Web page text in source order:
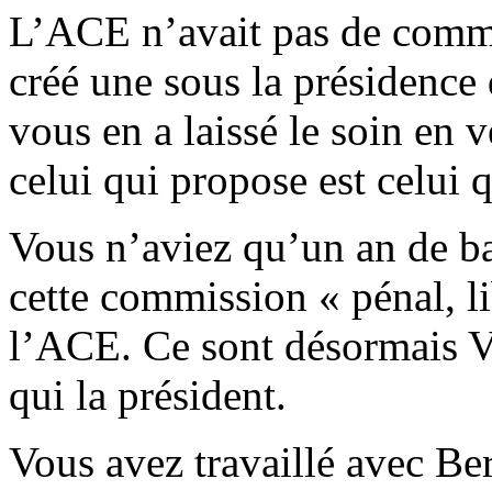
L’ACE n’avait pas de
créé une sous la
vous en a laissé le soin en
celui qui propose est celui
Vous n’aviez qu’un an de
cette commission « pénal,
l’ACE. Ce sont désormais
qui la président.
Vous avez travaillé avec